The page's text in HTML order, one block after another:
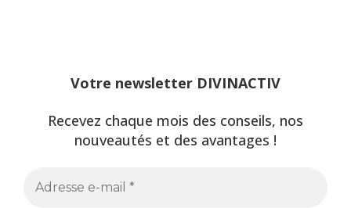
Votre newsletter DIVINACTIV
Recevez chaque mois des conseils, nos
nouveautés et des avantages !